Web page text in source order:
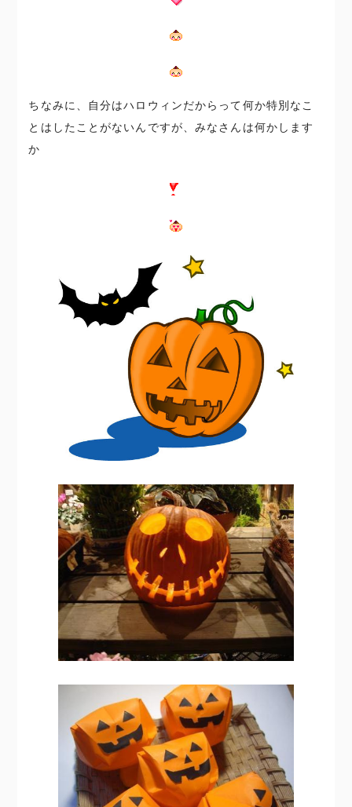
ちなみに、自分はハロウィンだからって何か特別なこ
とはしたことがないんですが、みなさんは何かします
か